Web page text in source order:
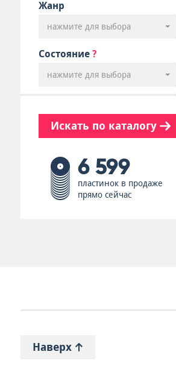
Жанр
нажмите для выбора
Состояние ?
нажмите для выбора
Искать по каталогу
6 599
пластинок в продаже
прямо сейчас
Наверх